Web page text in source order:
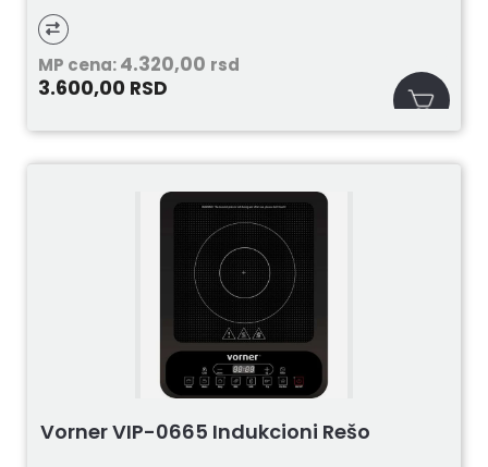
MP cena:4.320,00 rsd
3.600,00 RSD
Vorner VIP-0665 Indukcioni Rešo